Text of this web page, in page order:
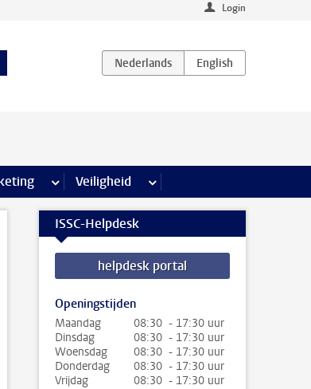
Login
meer Communicatie & Marketing pagina’s
Veiligheid meer Veiligheid pagina’s
ISSC-Helpdesk
helpdesk portal
Openingstijden
Maandag
08:30 - 17:30 uur
Dinsdag
08:30 - 17:30 uur
Woensdag
08:30 - 17:30 uur
Donderdag
08:30 - 17:30 uur
Vrijdag
08:30 - 17:30 uur